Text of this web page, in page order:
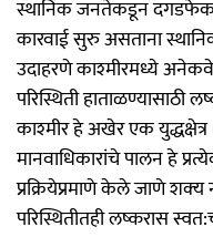
स्थानिक जनतेकडून दगडफेक
कारवाई सुरु असताना
उदाहरणे काश्‍मीरमध्ये
परिस्थिती
काश्‍मीर हे अखेर एक
मानवाधिकारांचे पालन हे
प्रक्रियेप्रमाणे केले जाणे
परिस्थितीतही लष्करास